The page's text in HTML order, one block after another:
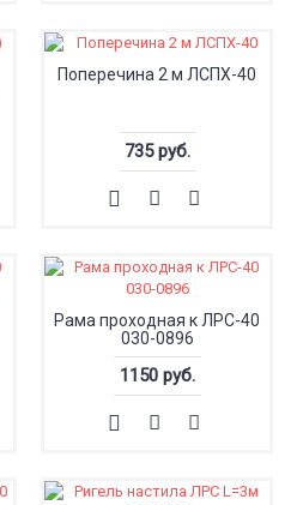
Поперечина 2 м ЛСПХ-40
735 руб.
Рама проходная к ЛРС-40
030-0896
1150 руб.